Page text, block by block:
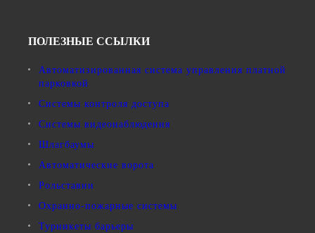
ПОЛЕЗНЫЕ ССЫЛКИ
Автоматизированная система управления платной
парковкой
Системы контроля доступа
Системы видеонаблюдения
Шлагбаумы
Автоматические ворота
Рольставни
Охранно-пожарные системы
Турникеты барьеры